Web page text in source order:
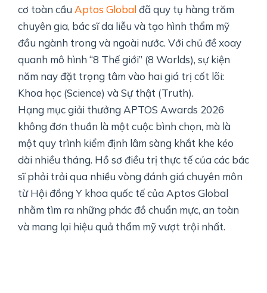
cơ toàn cầu Aptos Globalđã quy tụ hàng trăm
chuyên gia, bác sĩ da liễu và tạo hình thẩm mỹ
đầu ngành trong và ngoài nước. Với chủ đề xoay
quanh mô hình “8 Thế giới” (8 Worlds), sự kiện
năm nay đặt trọng tâm vào hai giá trị cốt lõi:
Khoa học (Science) và Sự thật (Truth).
Hạng mục giải thưởng APTOS Awards 2026
không đơn thuần là một cuộc bình chọn, mà là
một quy trình kiểm định lâm sàng khắt khe kéo
dài nhiều tháng. Hồ sơ điều trị thực tế của các bác
sĩ phải trải qua nhiều vòng đánh giá chuyên môn
từ Hội đồng Y khoa quốc tế của Aptos Global
nhằm tìm ra những phác đồ chuẩn mực, an toàn
và mang lại hiệu quả thẩm mỹ vượt trội nhất.